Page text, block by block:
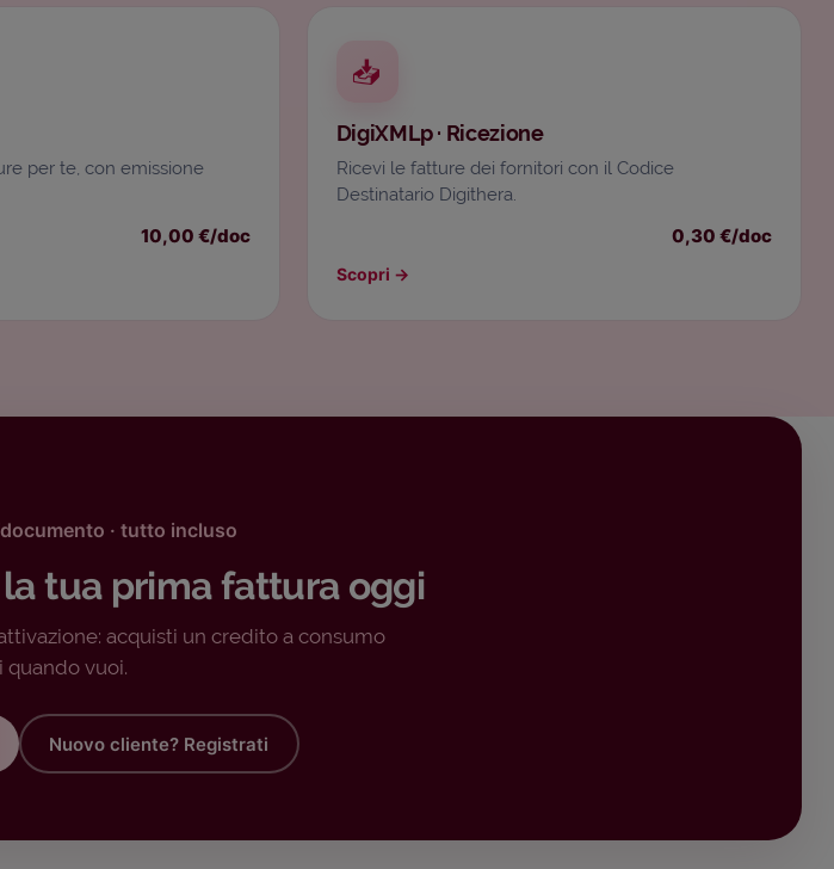
per te, con emissione
10,00 €/doc
📥
DigiXMLp · Ricezione
Ricevi le fatture dei fornitori con il Codice
Destinatario Digithera.
0,30 €/doc
Scopri →
· tutto incluso
tua prima fattura oggi
acquisti un credito a consumo
quando vuoi.
Nuovo cliente? Registrati